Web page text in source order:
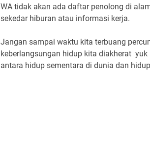
WA tidak akan ada daftar penolong di
sekedar hiburan atau informasi kerja.
Jangan sampai waktu kita terbuang
keberlangsungan hidup kita diakherat
antara hidup sementara di dunia dan